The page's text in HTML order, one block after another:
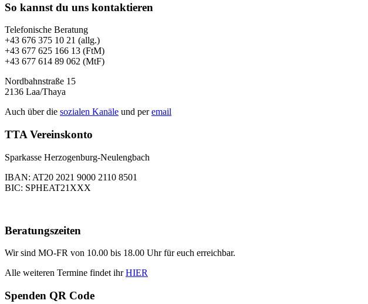
So kannst du uns kontaktieren
Telefonische Beratung
+43 676 375 10 21 (allg.)
+43 677 625 166 13 (FtM)
+43 677 614 89 062 (MtF)
Nordbahnstraße 15
2136 Laa/Thaya
Auch über die sozialen Kanäle und peremail
TTA Vereinskonto
Sparkasse Herzogenburg-Neulengbach
IBAN: AT20 2021 9000 2110 8501
BIC: SPHEAT21XXX
Beratungszeiten
Wir sind MO-FR von 10.00 bis 18.00 Uhr für euch erreichbar.
Alle weiteren Termine findet ihrHIER
Spenden QR Code